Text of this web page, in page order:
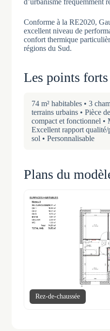
d’urbanisme fréquemment
Conforme à la RE2020,
excellent niveau de
confort thermique
régions du Sud.
Les points forts
74 m² habitables • 3
terrains urbains • Pièce
compact et fonctionnel •
Excellent rapport
sol • Personnalisable
Plans du
Rez-de-chaussée